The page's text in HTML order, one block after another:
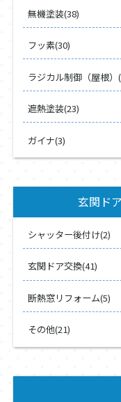
無機塗装(38)
フッ素(30)
ラジカル制御（屋根）
遮熱塗装(23)
ガイナ(3)
玄関ド
シャッター後付け(2)
玄関ドア交換(41)
断熱窓リフォーム(5)
その他(21)